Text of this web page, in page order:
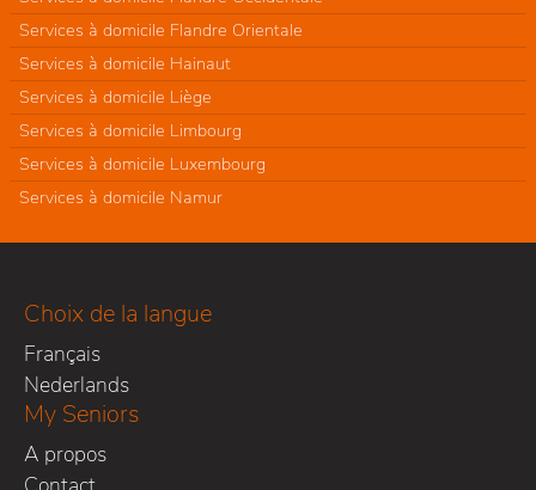
Services à domicile Flandre Orientale
Services à domicile Hainaut
Services à domicile Liège
Services à domicile Limbourg
Services à domicile Luxembourg
Services à domicile Namur
Choix de la langue
Français
Nederlands
My Seniors
A propos